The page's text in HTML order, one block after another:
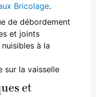
Bricolage.
de débordement
et joints
à la
sur la vaisselle
et